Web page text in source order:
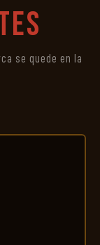
se quede en la